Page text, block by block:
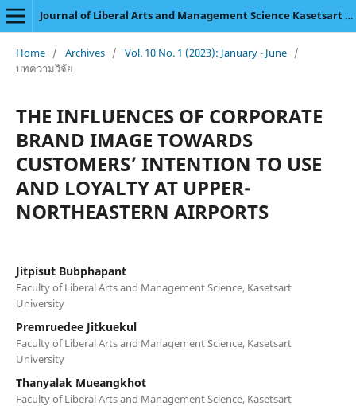
Journal of Liberal Arts and Management Science Kasetsart University
Home / Archives / Vol. 10 No. 1 (2023): January - June /
บทความวิจัย
THE INFLUENCES OF CORPORATE
BRAND IMAGE TOWARDS
CUSTOMERS’ INTENTION TO USE
AND LOYALTY AT UPPER-
NORTHEASTERN AIRPORTS
Jitpisut Bubphapant
Faculty of Liberal Arts and Management Science, Kasetsart
University
Premruedee Jitkuekul
Faculty of Liberal Arts and Management Science, Kasetsart
University
Thanyalak Mueangkhot
Faculty of Liberal Arts and Management Science, Kasetsart